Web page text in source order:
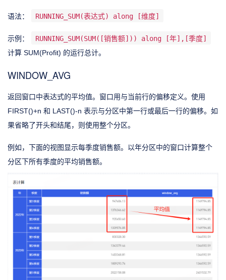
语法： RUNNING_SUM(表达式) along [维度]
示例：
RUNNING_SUM(SUM([销售额])) along [年],[季度]
计算 SUM(Profit) 的运行总计。
WINDOW_AVG
返回窗口中表达式的平均值。窗口用与当前行的偏移定义。使用
FIRST()+n 和 LAST()-n 表示与分区中第一行或最后一行的偏移。如
果省略了开头和结尾，则使用整个分区。
例如，下面的视图显示每季度销售额。以年分区中的窗口计算整个
分区下所有季度的平均销售额。